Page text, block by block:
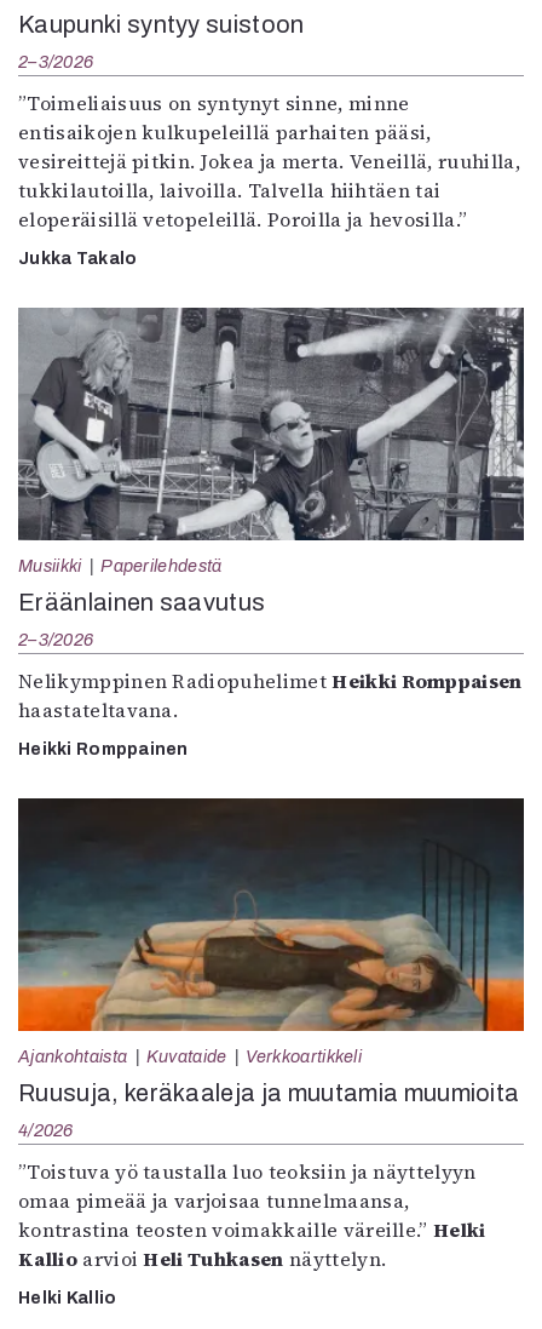
Kaupunki syntyy suistoon
2–3/2026
”Toimeliaisuus on syntynyt sinne, minne
entisaikojen kulkupeleillä parhaiten pääsi,
vesireittejä pitkin. Jokea ja merta. Veneillä, ruuhilla,
tukkilautoilla, laivoilla. Talvella hiihtäen tai
eloperäisillä vetopeleillä. Poroilla ja hevosilla.”
Jukka Takalo
Musiikki Paperilehdestä
Eräänlainen saavutus
2–3/2026
Nelikymppinen RadiopuhelimetHeikki Romppaisen
haastateltavana.
Heikki Romppainen
Ajankohtaista Kuvataide Verkkoartikkeli
Ruusuja, keräkaaleja ja muutamia muumioita
4/2026
”Toistuva yö taustalla luo teoksiin ja näyttelyyn
omaa pimeää ja varjoisaa tunnelmaansa,
kontrastina teosten voimakkaille väreille.”Helki
KallioarvioiHeli Tuhkasen näyttelyn.
Helki Kallio